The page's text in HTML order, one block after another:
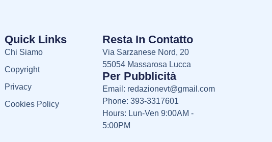
Quick Links
Chi Siamo
Copyright
Privacy
Cookies Policy
Resta In Contatto
Via Sarzanese Nord, 20
55054 Massarosa Lucca
Per Pubblicità
Email: redazionevt@gmail.com
Phone: 393-3317601
Hours: Lun-Ven 9:00AM -
5:00PM